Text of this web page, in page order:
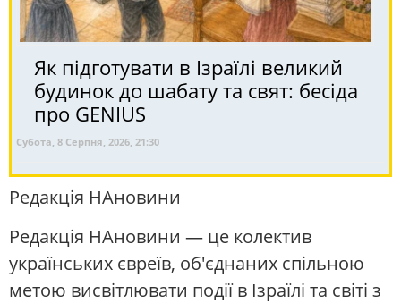
Як підготувати в Ізраїлі великий
будинок до шабату та свят: бесіда
про GENIUS
Субота, 8 Серпня, 2026, 21:30
Редакція НАновини
Редакція НАновини — це колектив
українських євреїв, об'єднаних спільною
метою висвітлювати події в Ізраїлі та світі з